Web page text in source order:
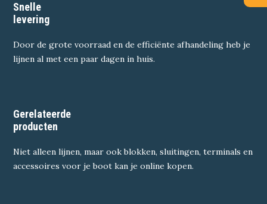
Snelle
levering
Door de grote voorraad en de efficiënte afhandeling heb je
lijnen al met een paar dagen in huis.
Gerelateerde
producten
Niet alleen lijnen, maar ook blokken, sluitingen, terminals en
accessoires voor je boot kan je online kopen.